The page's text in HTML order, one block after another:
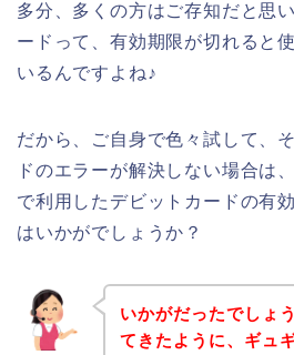
多分、多くの方はご存知だと思
ードって、有効期限が切れると
いるんですよね♪
だから、ご自身で色々試して、
ドのエラーが解決しない場合は
で利用したデビットカードの有
はいかがでしょうか？
いかがだったでしょ
てきたように、ギュ